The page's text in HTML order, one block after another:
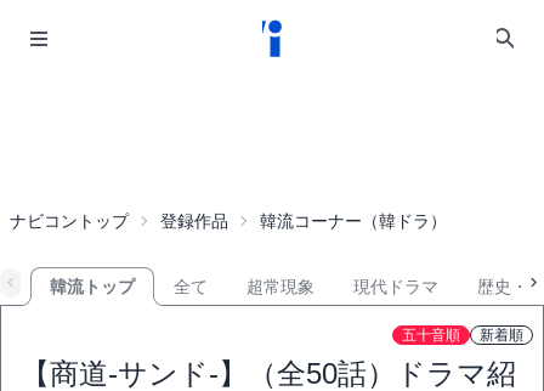
ナビコントップ 登録作品 韓流コーナー（韓ドラ）
韓流トップ 全て 超常現象 現代ドラマ 歴史・
五十音順 新着順
【商道-サンド-】（全50話）ドラマ紹